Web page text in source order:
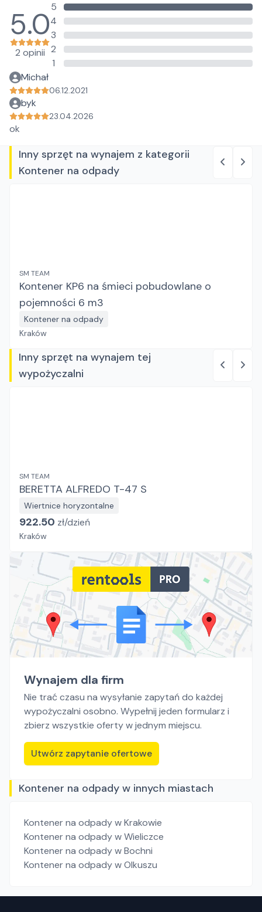
5.0
2 opinii
5
4
3
2
1
Michał
06.12.2021
byk
23.04.2026
ok
Inny sprzęt na wynajem z kategorii
Kontener na odpady
SM TEAM
Kontener KP6 na śmieci pobudowlane o
pojemności 6 m3
Kontener na odpady
Kraków
Inny sprzęt na wynajem tej
wypożyczalni
SM TEAM
BERETTA ALFREDO T-47 S
Wiertnice horyzontalne
922.50 zł/dzień
Kraków
Wynajem dla firm
Nie trać czasu na wysyłanie zapytań do każdej
wypożyczalni osobno. Wypełnij jeden formularz i
zbierz wszystkie oferty w jednym miejscu.
Utwórz zapytanie ofertowe
Kontener na odpady w innych miastach
Kontener na odpadyw Krakowie
Kontener na odpadyw Wieliczce
Kontener na odpadyw Bochni
Kontener na odpadyw Olkuszu